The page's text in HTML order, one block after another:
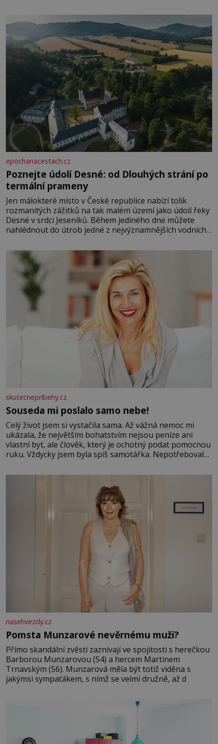
Je to opravdu tak, s věkem jako kdyby se paměť
rozhodla stávkovat. Cvičte
epochanacestach.cz
Poznejte údolí Desné: od Dlouhých strání po
termální prameny
Jen málokteré místo v České republice nabízí tolik
rozmanitých zážitků na tak malém území jako údolí řeky
Desné v srdci Jeseníků. Během jediného dne můžete
nahlédnout do útrob jedné z nejvýznamnějších vodních
se na koloběžce a den zakončit poznáváním památek ve
Velkých Losinách nebo v termálním
skutecnepribehy.cz
Souseda mi poslalo samo nebe!
Celý život jsem si vystačila sama. Až vážná nemoc mi
ukázala, že největším bohatstvím nejsou peníze ani
vlastní byt, ale člověk, který je ochotný podat pomocnou
ruku. Vždycky jsem byla spíš samotářka. Nepotřebovala
mi knihy, práce a hlavně klid. Hned po studiích jsem
nasehvezdy.cz
Pomsta Munzarové nevěrnému muži?
Přímo skandální zvěsti zaznívají ve spojitosti s herečkou
Barborou Munzarovou (54) a hercem Martinem
Trnavským (56). Munzarová měla být totiž viděna s
jakýmsi sympaťákem, s nímž se velmi družně, až d